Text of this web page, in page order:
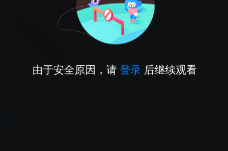
由于安全原因，请 登录 后继续观看